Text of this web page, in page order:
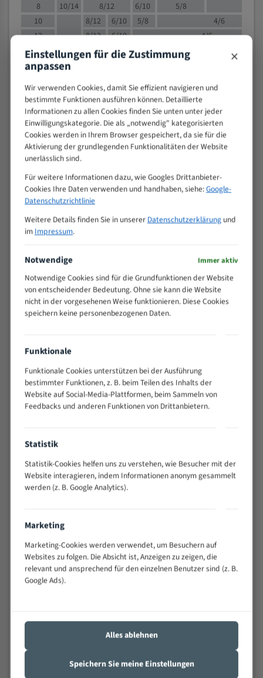
8
10/14 8/12 6/10 5/8
10
8/12 6/10 5/8
4/6
12
8/12 6/10
4/6
15
8/12 6/10
4/5
20
50
80
> 100
VOLLMATERIAL
M (mm)
Zoll (ZpZ))
>
25
10/14
15 - 40
8/12
25 - 50
50 - 120
80 - 180
3/4
130 -
350
2/3
150 -
200 -
600
> 500
0,75/1,25
Vorteile:
Vielseitiges Bandsägeblatt für verschiedenste
Widerstandsfähig gegen Zahnbruch auch bei
wechselnde Verbindungslängen)
Sehr geringe Vibration
Technische Beschreibung:
Positiver Spanwinkel
Bandkörper aus hochlegiertem Federstahl
Legierte HSS-beschichtete Zahnspitzen
Nichteisenmetalle
Einstellungen für die Zustimmung
anpassen ×
Wir verwenden Cookies, damit Sie effizient navigieren und
bestimmte Funktionen ausführen können. Detaillierte
Informationen zu allen Cookies finden Sie unten unter jeder
Einwilligungskategorie. Die als „notwendig" kategorisierten
Cookies werden in Ihrem Browser gespeichert, da sie für die
Aktivierung der grundlegenden Funktionalitäten der Website
unerlässlich sind.
Für weitere Informationen dazu, wie Googles Drittanbieter-
Cookies Ihre Daten verwenden und handhaben, siehe:Google-
Datenschutzrichtlinie
Weitere Details finden Sie in unserer Datenschutzerklärungund
im Impressum.
Notwendige Immer aktiv
Notwendige Cookies sind für die Grundfunktionen der Website
von entscheidender Bedeutung. Ohne sie kann die Website
nicht in der vorgesehenen Weise funktionieren. Diese Cookies
speichern keine personenbezogenen Daten.
Funktionale
Funktionale Cookies unterstützen bei der Ausführung
bestimmter Funktionen, z. B. beim Teilen des Inhalts der
Website auf Social-Media-Plattformen, beim Sammeln von
Feedbacks und anderen Funktionen von Drittanbietern.
Statistik
Statistik-Cookies helfen uns zu verstehen, wie Besucher mit der
Website interagieren, indem Informationen anonym gesammelt
werden (z. B. Google Analytics).
Marketing
Marketing-Cookies werden verwendet, um Besuchern auf
Websites zu folgen. Die Absicht ist, Anzeigen zu zeigen, die
relevant und ansprechend für den einzelnen Benutzer sind (z. B.
Google Ads).
Alles ablehnen
Speichern Sie meine Einstellungen